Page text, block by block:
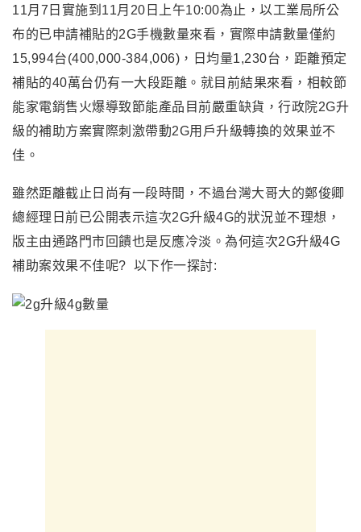
11月7日實施到11月20日上午10:00為止，以工業局所公
布的已申請補貼的2G手機數量來看，實際申請數量僅約
15,994台(400,000-384,006)，
日均量1,230台， 距離預定
補貼的40萬台仍有一大段距離。就目前結果來看，相較節
能家電銷售火爆導致節能產品目前嚴重缺貨，行政院2G升
級的補助方案實際刺激帶動2G用戶升級轉換的效果並不
佳。
雖然距離截止日尚有一段時間，不過台灣大哥大的鄭俊卿
總經理日前已公開表示這次2G升級4G的狀況並不理想，
版主由通路門市回饋也是反應冷淡。為何這次2G升級4G
補助案效果不佳呢? 以下作一探討: